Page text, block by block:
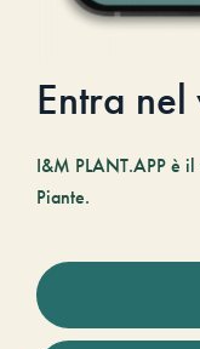
Entra
I&M PLANT.APP è
Piante.